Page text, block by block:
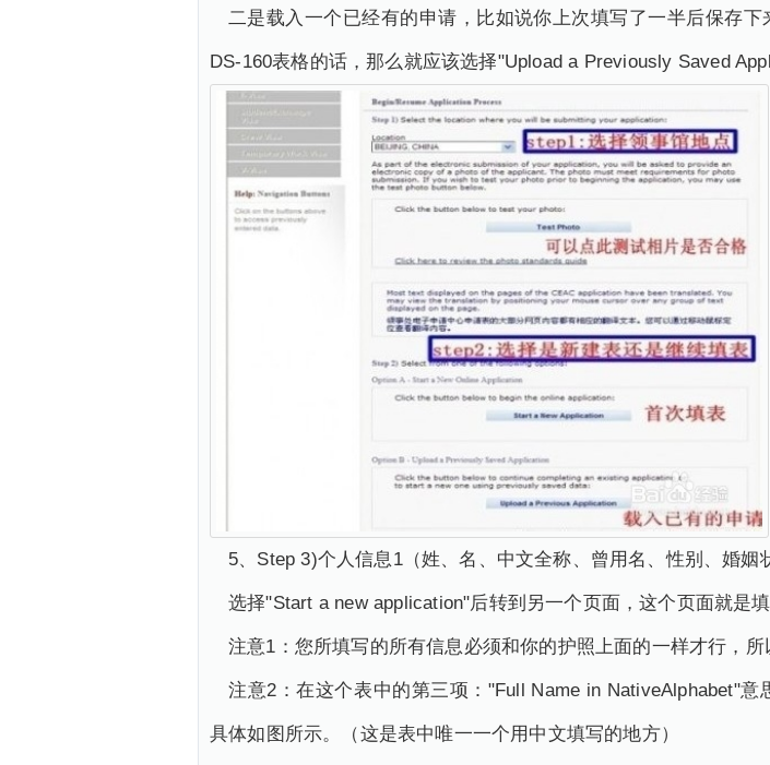
二是载入一个已经有的申请，比如说你上次填写了一半后保存
DS-160表格的话，那么就应该选择"Upload a Previously Saved
5、Step 3)个人信息1（姓、名、中文全称、曾用名、性别、婚姻
选择"Start a new application"后转到另一个页面，这个页面就是
注意1：您所填写的所有信息必须和你的护照上面的一样才行，
注意2：在这个表中的第三项："Full Name in NativeAlphabet"
具体如图所示。（这是表中唯一一个用中文填写的地方）